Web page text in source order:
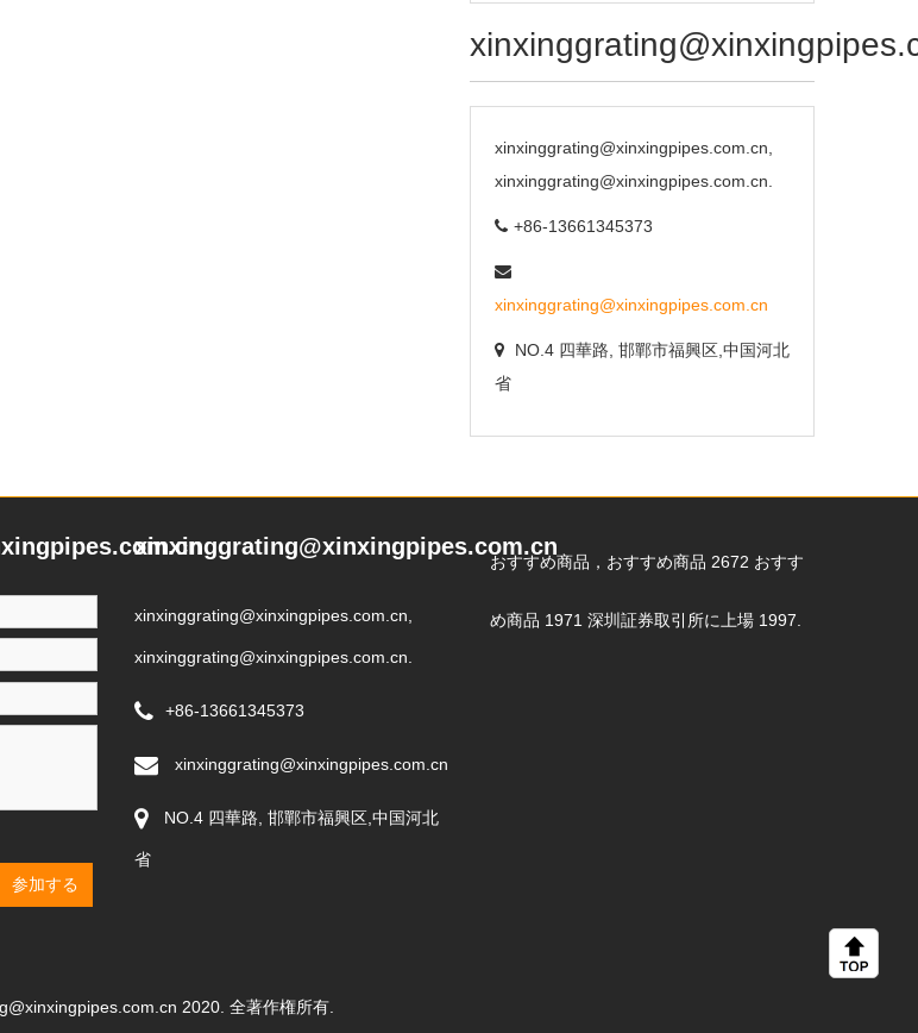
xinxinggrating@xinxingpipes.com.cn,
xinxinggrating@xinxingpipes.com.cn.
+86-13661345373
xinxinggrating@xinxingpipes.com.cn
NO.4 四華路, 邯鄲市福興区,中国河北
省
参加する
xinxinggrating@xinxingpipes.com.cn
xinxinggrating@xinxingpipes.com.cn,
xinxinggrating@xinxingpipes.com.cn.
+86-13661345373
xinxinggrating@xinxingpipes.com.cn
NO.4 四華路, 邯鄲市福興区,中国河北
省
おすすめ商品，おすすめ商品 2672 おすす
め商品 1971 深圳証券取引所に上場 1997.
2020. 全著作権所有.